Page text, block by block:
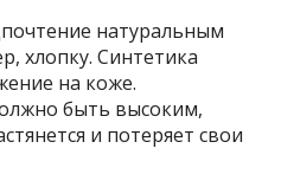
натуральным
хлопку. Синтетика
на коже.
быть высоким,
и потеряет свои